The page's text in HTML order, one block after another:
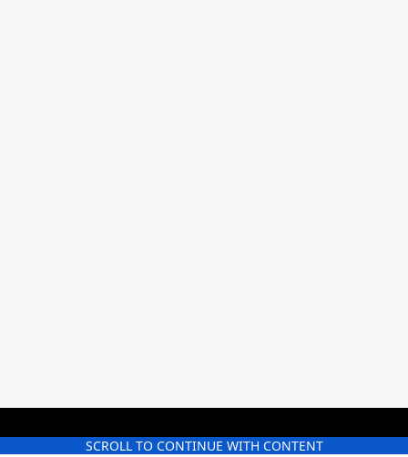
SCROLL TO CONTINUE WITH CONTENT